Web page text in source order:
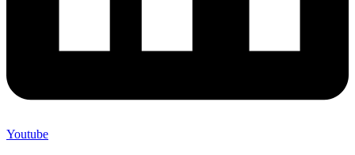
Youtube